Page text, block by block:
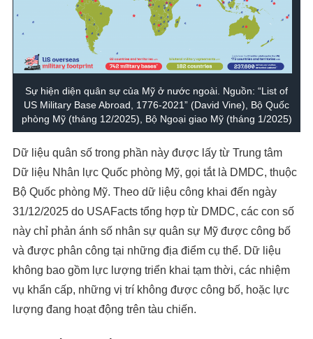
Sự hiện diện quân sự của Mỹ ở nước ngoài. Nguồn: “List of
US Military Base Abroad, 1776-2021” (David Vine), Bộ Quốc
phòng Mỹ (tháng 12/2025), Bộ Ngoại giao Mỹ (tháng 1/2025)
Dữ liệu quân số trong phần này được lấy từ Trung tâm
Dữ liệu Nhân lực Quốc phòng Mỹ, gọi tắt là DMDC, thuộc
Bộ Quốc phòng Mỹ. Theo dữ liệu công khai đến ngày
31/12/2025 do USAFacts tổng hợp từ DMDC, các con số
này chỉ phản ánh số nhân sự quân sự Mỹ được công bố
và được phân công tại những địa điểm cụ thể. Dữ liệu
không bao gồm lực lượng triển khai tạm thời, các nhiệm
vụ khẩn cấp, những vị trí không được công bố, hoặc lực
lượng đang hoạt động trên tàu chiến.